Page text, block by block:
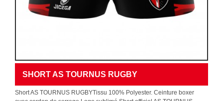
SHORT AS TOURNUS RUGBY
Short AS TOURNUS RUGBYTissu 100% Polyester. Ceinture boxer